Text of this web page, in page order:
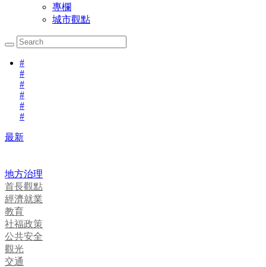
專欄
城市觀點
#
#
#
#
#
#
最新
地方治理
首長觀點
經濟就業
教育
社福政策
公共安全
觀光
交通